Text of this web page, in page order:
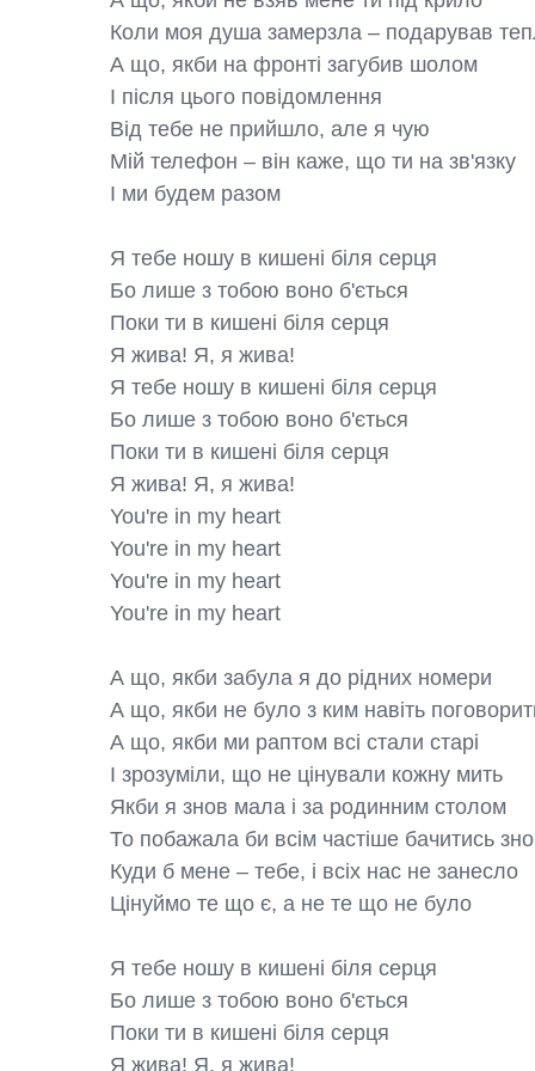
Коли моя душа замерзла – подарував
А що, якби на фронті загубив шолом
І після цього повідомлення
Від тебе не прийшло, але я чую
Мій телефон – він каже, що ти на зв'язку
І ми будем разом
Я тебе ношу в кишені біля серця
Бо лише з тобою воно б'ється
Поки ти в кишені біля серця
Я жива! Я, я жива!
Я тебе ношу в кишені біля серця
Бо лише з тобою воно б'ється
Поки ти в кишені біля серця
Я жива! Я, я жива!
You're in my heart
You're in my heart
You're in my heart
You're in my heart
А що, якби забула я до рідних номери
А що, якби не було з ким навіть
А що, якби ми раптом всі стали старі
І зрозуміли, що не цінували кожну мить
Якби я знов мала і за родинним столом
То побажала би всім частіше бачитись
Куди б мене – тебе, і всіх нас не занесло
Цінуймо те що є, а не те що не було
Я тебе ношу в кишені біля серця
Бо лише з тобою воно б'ється
Поки ти в кишені біля серця
Я жива! Я, я жива!